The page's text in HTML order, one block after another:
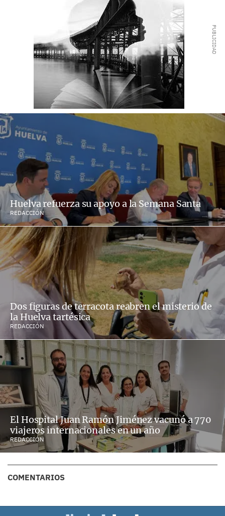
Huelva refuerza su apoyo a la Semana Santa
REDACCIÓN
Dos figuras de terracota reabren el misterio de
la Huelva tartésica
REDACCIÓN
El Hospital Juan Ramón Jiménez vacunó a 770
viajeros internacionales en un año
REDACCIÓN
COMENTARIOS